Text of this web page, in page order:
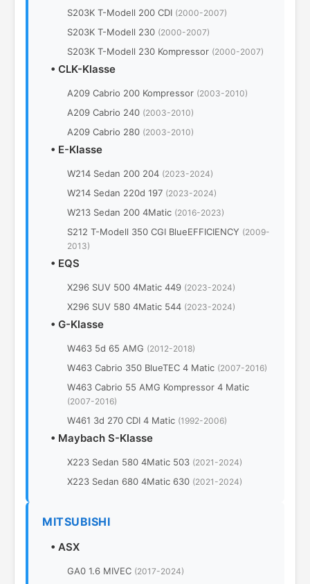
S203K T-Modell 200 CDI (2000-2007)
S203K T-Modell 230 (2000-2007)
S203K T-Modell 230 Kompressor (2000-2007)
• CLK-Klasse
A209 Cabrio 200 Kompressor (2003-2010)
A209 Cabrio 240 (2003-2010)
A209 Cabrio 280 (2003-2010)
• E-Klasse
W214 Sedan 200 204 (2023-2024)
W214 Sedan 220d 197 (2023-2024)
W213 Sedan 200 4Matic (2016-2023)
S212 T-Modell 350 CGI BlueEFFICIENCY (2009-
2013)
• EQS
X296 SUV 500 4Matic 449 (2023-2024)
X296 SUV 580 4Matic 544 (2023-2024)
• G-Klasse
W463 5d 65 AMG (2012-2018)
W463 Cabrio 350 BlueTEC 4 Matic (2007-2016)
W463 Cabrio 55 AMG Kompressor 4 Matic
(2007-2016)
W461 3d 270 CDI 4 Matic (1992-2006)
• Maybach S-Klasse
X223 Sedan 580 4Matic 503 (2021-2024)
X223 Sedan 680 4Matic 630 (2021-2024)
MITSUBISHI
• ASX
GA0 1.6 MIVEC (2017-2024)